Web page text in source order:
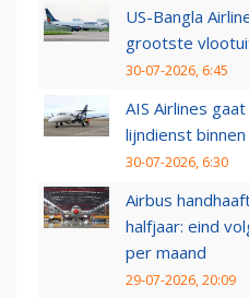
US-Bangla
grootste
30-07-2026, 6:45
AIS Airlines
lijndienst binnen
30-07-2026, 6:30
Airbus
halfjaar: eind
per maand
29-07-2026, 20:09